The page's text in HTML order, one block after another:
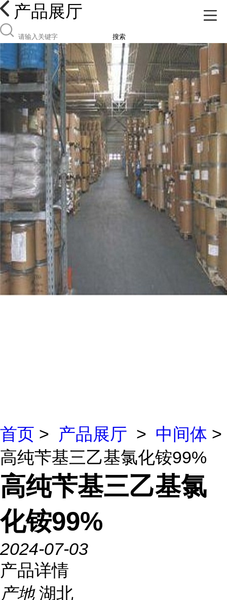
产品展厅
搜索
首页 > 产品展厅 > 中间体 >
高纯苄基三乙基氯化铵99%
高纯苄基三乙基氯
化铵99%
2024-07-03
产品详情
产地 湖北